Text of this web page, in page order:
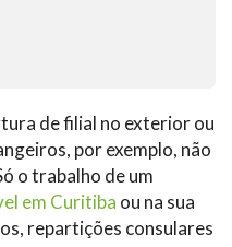
de filial no exterior ou
por exemplo, não
o trabalho de um
em Curitiba ou na sua
repartições consulares